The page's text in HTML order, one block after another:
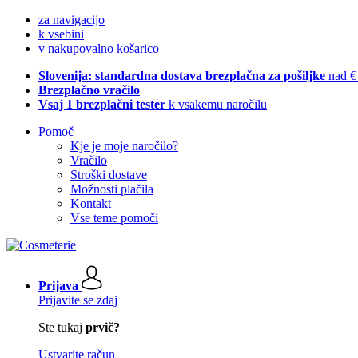
za navigacijo
k vsebini
v nakupovalno košarico
Slovenija: standardna dostava brezplačna za pošiljke nad
Brezplačno vračilo
Vsaj 1 brezplačni tester k vsakemu naročilu
Pomoč
Kje je moje naročilo?
Vračilo
Stroški dostave
Možnosti plačila
Kontakt
Vse teme pomoči
Prijava
Prijavite se zdaj
Ste tukaj prvič?
Ustvarite račun